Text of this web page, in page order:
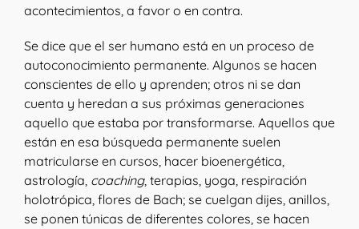
acontecimientos, a favor o en contra.
Se dice que el ser humano está en un proceso de
autoconocimiento permanente. Algunos se hacen
conscientes de ello y aprenden; otros ni se dan
cuenta y heredan a sus próximas generaciones
aquello que estaba por transformarse. Aquellos que
están en esa búsqueda permanente suelen
matricularse en cursos, hacer bioenergética,
astrología, coaching, terapias, yoga, respiración
holotrópica, flores de Bach; se cuelgan dijes, anillos,
se ponen túnicas de diferentes colores, se hacen